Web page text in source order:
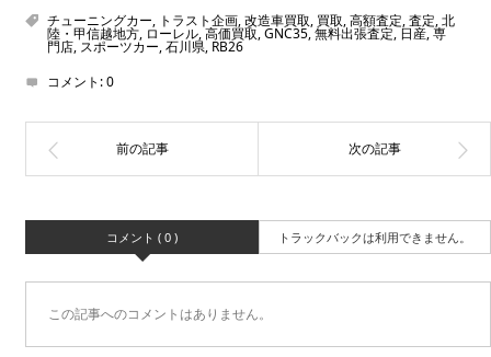
チューニングカー, トラスト企画,改造車買取, 買取,高額査定,査定,北
陸・甲信越地方, ローレル,高価買取,GNC35,無料出張査定,日産,専
門店,スポーツカー,石川県, RB26
コメント:0
コメント ( 0 ) トラックバックは利用できません。
この記事へのコメントはありません。